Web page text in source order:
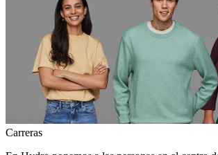
Carreras